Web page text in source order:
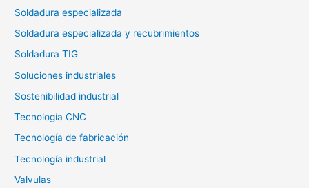
Soldadura especializada
Soldadura especializada y recubrimientos
Soldadura TIG
Soluciones industriales
Sostenibilidad industrial
Tecnología CNC
Tecnología de fabricación
Tecnología industrial
Valvulas